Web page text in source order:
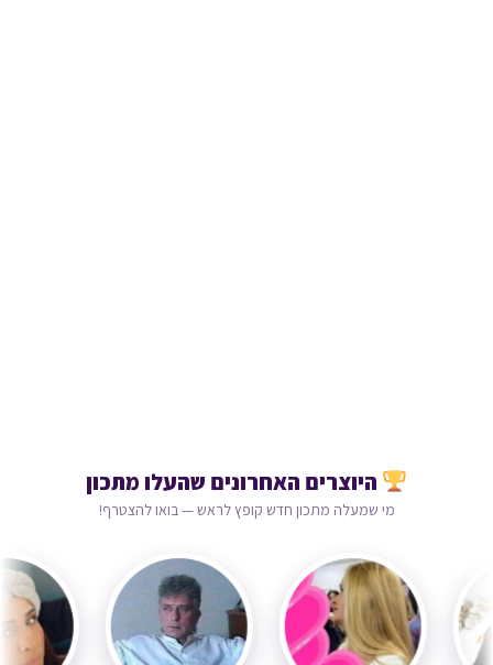
היוצרים האחרונים שהעלו מתכון
מי שמעלה מתכון חדש קופץ לראש — בואו להצטרף!